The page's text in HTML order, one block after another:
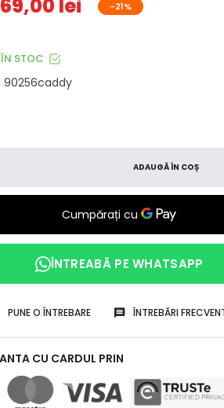
69,00 lei -21%
ÎN STOC
90256caddy
ADAUGĂ ÎN COȘ
ÎNTREABĂ PE WHATSAPP
PUNE O ÎNTREBARE ÎNTREBĂRI
CU CARDUL PRIN